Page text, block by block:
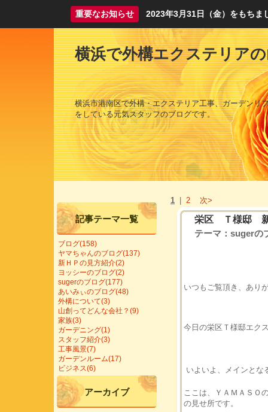
重要なお知らせ 2023年3月31日（金）をもちま
横浜で外構エクステリア
横浜市港南区で外構・エクステリア工事、ガーデンリ
をしている元気スタッフのブログです。
1 2 次>
栄区 Ｔ様邸 新
テーマ： sugerの
いつもご覧頂き、あり
今日の栄区Ｔ様邸エク
いよいよ、メインとな
ここは、ＹＡＭＡＳＯ
の見せ所です。
記事テーマ一覧
ブログ(158)
ヤマちゃんのブログ(137)
新ＨＰの見方紹介(2)
ヨッシーのブログ(2)
sugerのブログ(177)
あいみぃのブログ(48)
外構について(3)
山創ってどんな会社？(9)
家族(3)
ガーデニング(1)
スタッフ紹介(3)
工事風景(7)
ガーデンルーム(17)
ビジネス(6)
アーカイブ